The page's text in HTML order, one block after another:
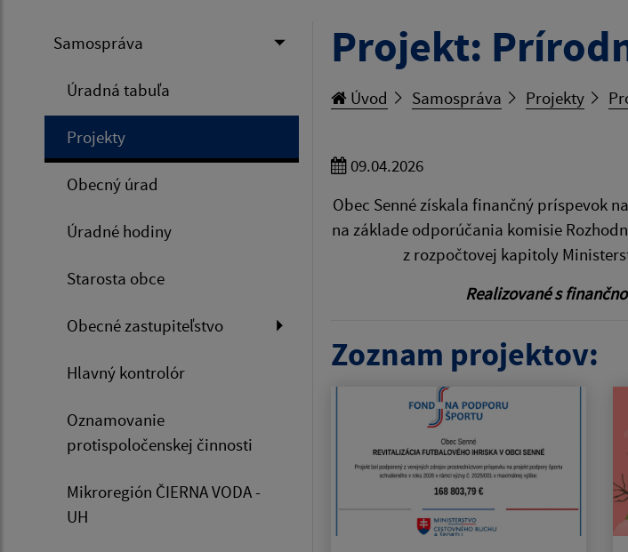
Samospráva
Úradná tabuľa
Projekty
Obecný úrad
Úradné hodiny
Starosta obce
Obecné zastupiteľstvo
Hlavný kontrolór
Oznamovanie
protispoločenskej činnosti
Mikroregión ČIERNA VODA -
UH
Projekt:
Úvod Samospráva Projekty
09.04.2026
Obec Senné získala finančný príspevok
na základe odporúčania komisie
z rozpočtovej kapitoly
Realizované s
Zoznam projektov: